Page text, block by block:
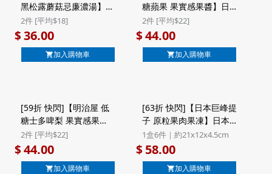
黑松露蘑菇忌廉濃湯】日
本Mcc Morning Soup
即食濃湯 黑松露蘑菇忌
廉濃湯 1人前 160g (536)
($36/2件)
2件 [平均$18]
$36.00
加入購物車
糖蘋果 果實感果醬】日
本 明治屋 低糖果實感 脆
蘋果果醬 160g ($44/2件)
2件 [平均$22]
$44.00
加入購物車
[59折 快閃]【明治屋 低
糖士多啤梨 果實感果
醬】日本 明治屋 低糖果
實感 士多啤梨果醬 160g
($44/2件)
2件 [平均$22]
$44.00
加入購物車
[63折 快閃]【日本巨峰提
子 原粒果肉果凍】日本
鈴木榮光堂 巨峰提子 原
粒果肉啫喱果凍 名產店
系列 禮盒 6件裝
1盒6件｜約21x12x4.5cm
$58.00
加入購物車